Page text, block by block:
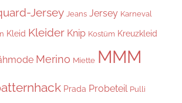
Jersey Jeans Jersey Karneval
Kleid Kleider Knip Kostüm Kreuzkleid
Merino Miette MMM
Prada Probeteil Pulli